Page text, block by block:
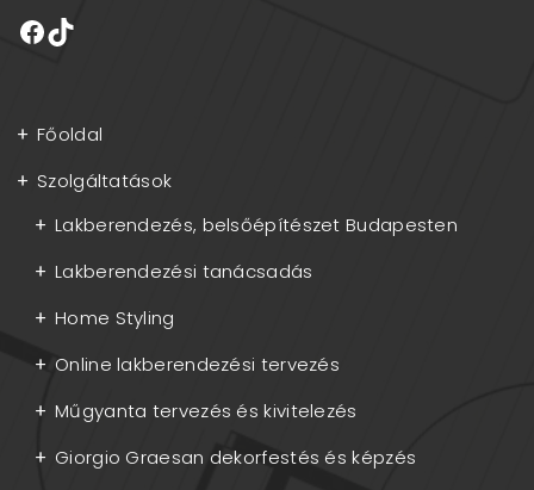
Főoldal
Szolgáltatások
Lakberendezés, belsőépítészet Budapesten
Lakberendezési tanácsadás
Home Styling
Online lakberendezési tervezés
Műgyanta tervezés és kivitelezés
Giorgio Graesan dekorfestés és képzés